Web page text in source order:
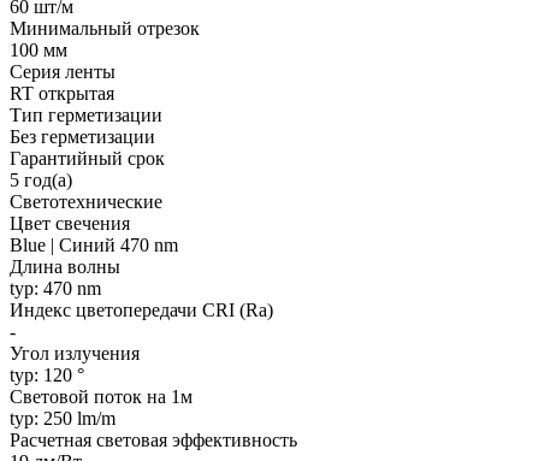
60 шт/м
Минимальный отрезок
100 мм
Серия ленты
RT открытая
Тип герметизации
Без герметизации
Гарантийный срок
5 год(а)
Светотехнические
Цвет свечения
Blue | Синий 470 nm
Длина волны
typ: 470 nm
Индекс цветопередачи CRI (Ra)
-
Угол излучения
typ: 120 °
Световой поток на 1м
typ: 250 lm/m
Расчетная световая эффективность